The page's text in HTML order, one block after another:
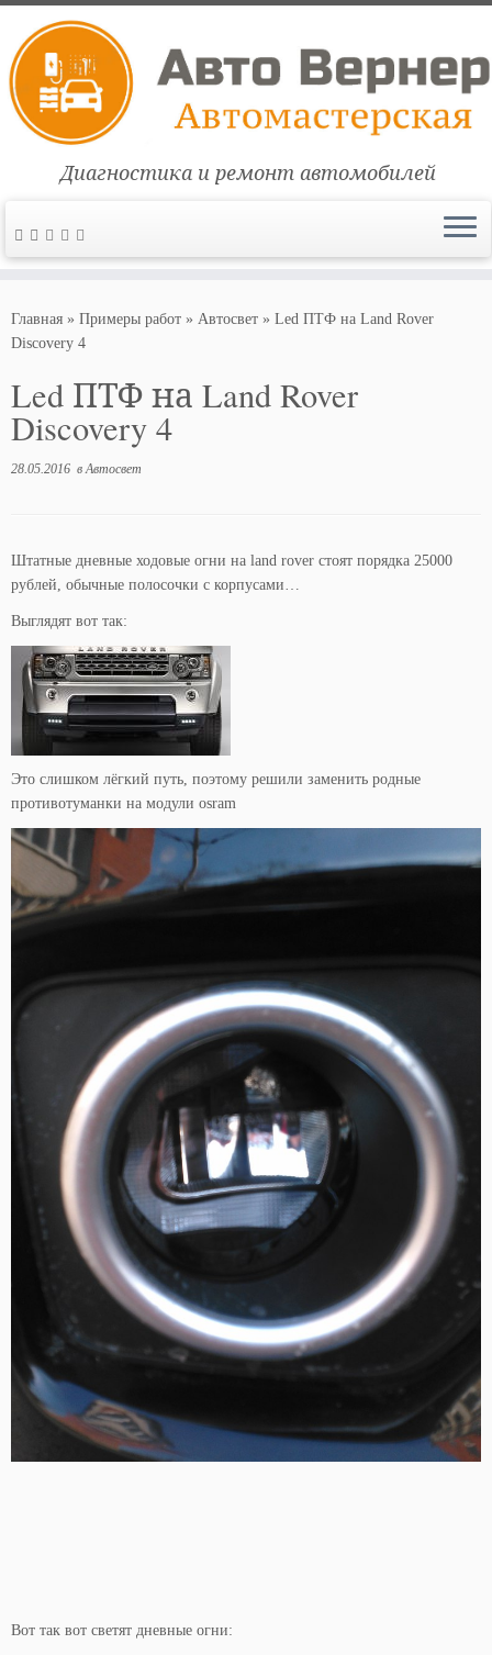
содержимому
Диагностика и ремонт автомобилей
Главная » Примеры работ » Автосвет » Led ПТФ на Land Rover
Discovery 4
Led ПТФ на Land Rover
Discovery 4
28.05.2016 в Автосвет
Штатные дневные ходовые огни на land rover стоят порядка 25000
рублей, обычные полосочки с корпусами…
Выглядят вот так:
Это слишком лёгкий путь, поэтому решили заменить родные
противотуманки на модули osram
Вот так вот светят дневные огни: